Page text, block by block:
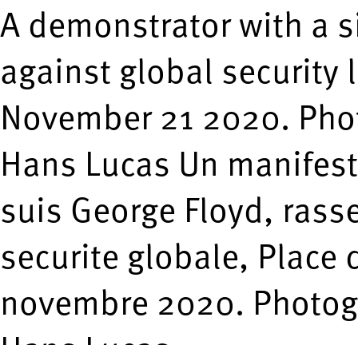
A demonstrator with a
against global security
November 21 2020.
Hans Lucas Un
suis George Floyd,
securite globale, Place
novembre 2020.